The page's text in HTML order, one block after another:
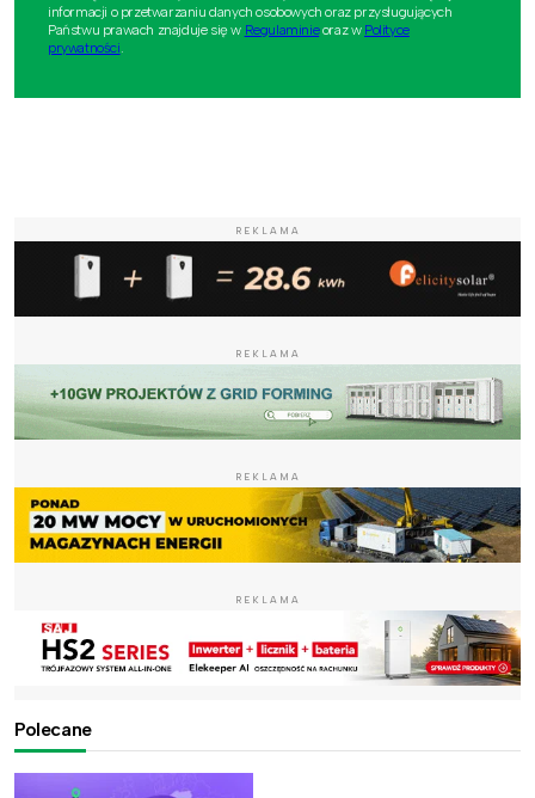
informacji o przetwarzaniu danych osobowych oraz przysługujących
Państwu prawach znajduje się w Regulaminieoraz w Polityce
prywatności.
REKLAMA
REKLAMA
REKLAMA
REKLAMA
Polecane